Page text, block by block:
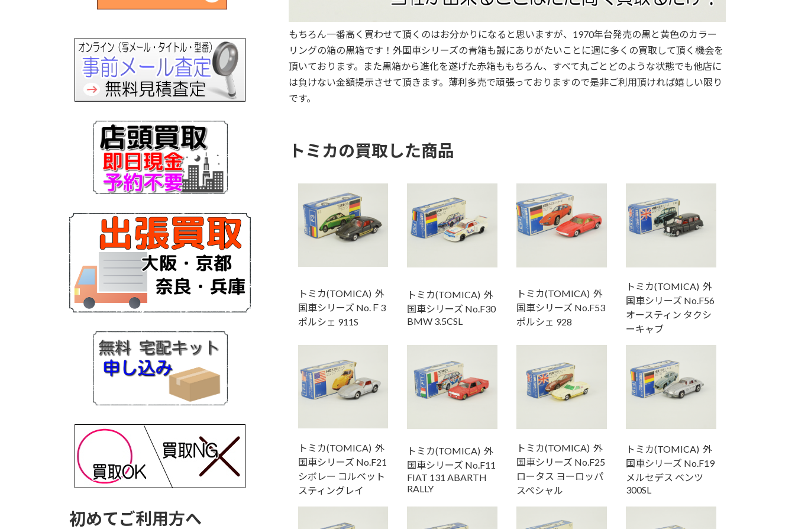
もちろん一番高く買わせて頂くのはお分かりになると思いますが、1970年台発売の黒と黄色のカラー
リングの箱の黒箱です！外国車シリーズの青箱も誠にありがたいことに週に多くの買取して頂く機会を
頂いております。また黒箱から進化を遂げた赤箱ももちろん、すべて丸ごとどのような状態でも他店に
は負けない金額提示させて頂きます。薄利多売で頑張っておりますので是非ご利用頂ければ嬉しい限り
です。
トミカの買取した商品
トミカ(TOMICA) 外
国車シリーズ No.Ｆ3
ポルシェ 911S
トミカ(TOMICA) 外
国車シリーズ No.F30
BMW 3.5CSL
トミカ(TOMICA) 外
国車シリーズ No.F53
ポルシェ 928
トミカ(TOMICA) 外
国車シリーズ No.F56
オースティン タクシ
ーキャブ
トミカ(TOMICA) 外
国車シリーズ No.F21
シボレー コルベット
スティングレイ
トミカ(TOMICA) 外
国車シリーズ No.F11
FIAT 131 ABARTH
RALLY
トミカ(TOMICA) 外
国車シリーズ No.F25
ロータス ヨーロッパ
スペシャル
トミカ(TOMICA) 外
国車シリーズ No.F19
メルセデス ベンツ
300SL
初めてご利用方へ